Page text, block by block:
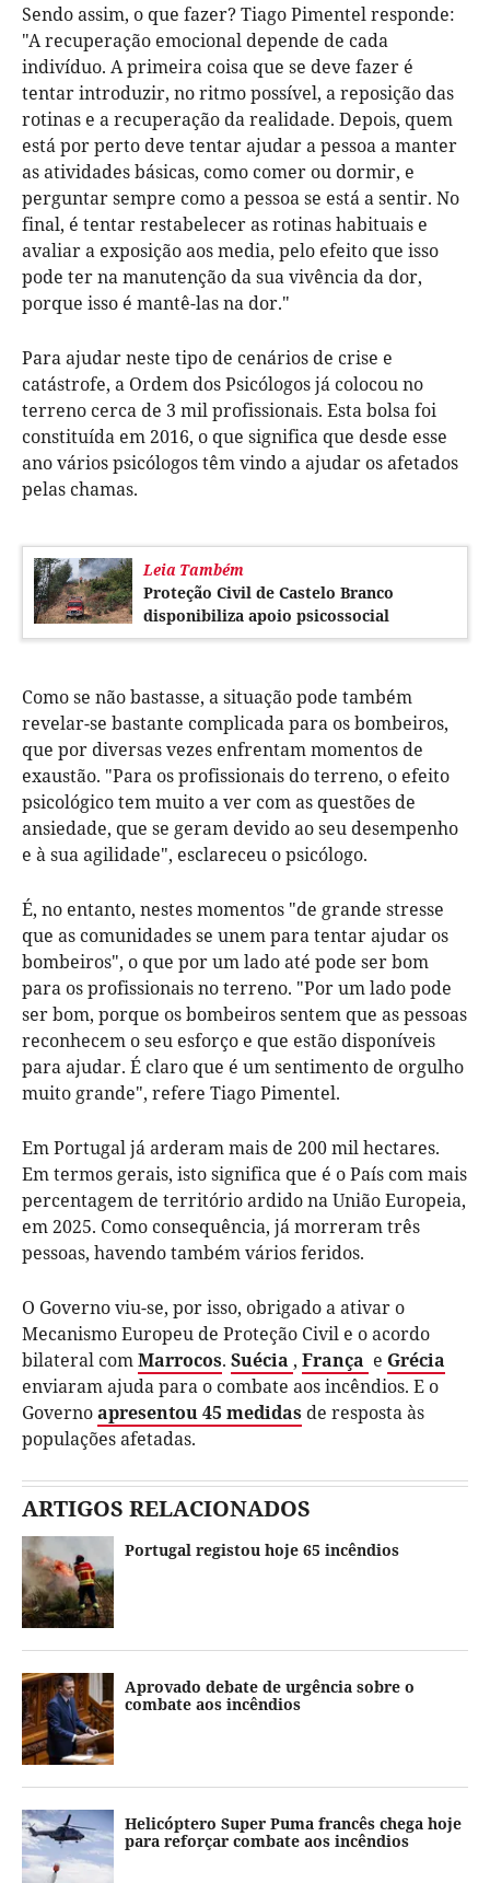
Sendo assim, o que fazer? Tiago Pimentel responde:
"A recuperação emocional depende de cada
indivíduo. A primeira coisa que se deve fazer é
tentar introduzir, no ritmo possível, a reposição das
rotinas e a recuperação da realidade. Depois, quem
está por perto deve tentar ajudar a pessoa a manter
as atividades básicas, como comer ou dormir, e
perguntar sempre como a pessoa se está a sentir. No
final, é tentar restabelecer as rotinas habituais e
avaliar a exposição aos media, pelo efeito que isso
pode ter na manutenção da sua vivência da dor,
porque isso é mantê-las na dor."
Para ajudar neste tipo de cenários de crise e
catástrofe, a Ordem dos Psicólogos já colocou no
terreno cerca de 3 mil profissionais. Esta bolsa foi
constituída em 2016, o que significa que desde esse
ano vários psicólogos têm vindo a ajudar os afetados
pelas chamas.
Leia Também
Proteção Civil de Castelo Branco
disponibiliza apoio psicossocial
Como se não bastasse, a situação pode também
revelar-se bastante complicada para os bombeiros,
que por diversas vezes enfrentam momentos de
exaustão. "Para os profissionais do terreno, o efeito
psicológico tem muito a ver com as questões de
ansiedade, que se geram devido ao seu desempenho
e à sua agilidade", esclareceu o psicólogo.
É, no entanto, nestes momentos "de grande stresse
que as comunidades se unem para tentar ajudar os
bombeiros", o que por um lado até pode ser bom
para os profissionais no terreno. "Por um lado pode
ser bom, porque os bombeiros sentem que as pessoas
reconhecem o seu esforço e que estão disponíveis
para ajudar. É claro que é um sentimento de orgulho
muito grande", refere Tiago Pimentel.
Em Portugal já arderam mais de 200 mil hectares.
Em termos gerais, isto significa que é o País com mais
percentagem de território ardido na União Europeia,
em 2025. Como consequência, já morreram três
pessoas, havendo também vários feridos.
O Governo viu-se, por isso, obrigado a ativar o
Mecanismo Europeu de Proteção Civil e o acordo
bilateral comMarrocos. Suécia , França e Grécia
enviaram ajuda para o combate aos incêndios. E o
Governoapresentou 45 medidas de resposta às
populações afetadas.
ARTIGOS RELACIONADOS
Portugal registou hoje 65 incêndios
Aprovado debate de urgência sobre o
combate aos incêndios
Helicóptero Super Puma francês chega hoje
para reforçar combate aos incêndios